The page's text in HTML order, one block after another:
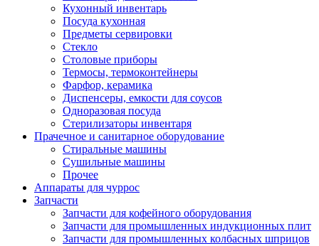
Кухонный инвентарь
Посуда кухонная
Предметы сервировки
Стекло
Столовые приборы
Термосы, термоконтейнеры
Фарфор, керамика
Диспенсеры, емкости для соусов
Одноразовая посуда
Стерилизаторы инвентаря
Прачечное и санитарное оборудование
Стиральные машины
Сушильные машины
Прочее
Аппараты для чуррос
Запчасти
Запчасти для кофейного оборудования
Запчасти для промышленных индукционных плит
Запчасти для промышленных колбасных шприцов